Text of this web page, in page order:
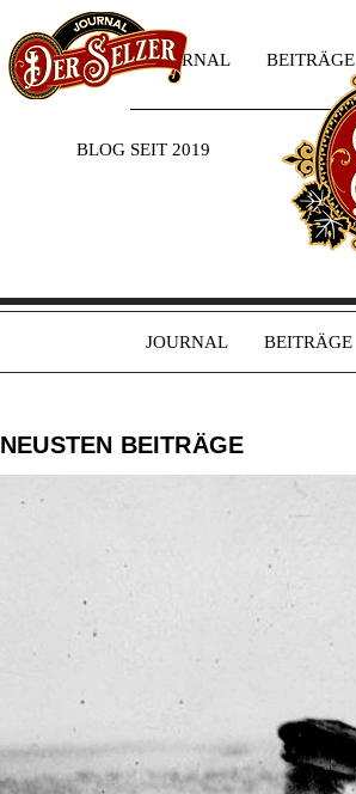
JOURNAL BEITRÄGE
JOURNAL BEITRÄGE
BLOG SEIT 2019
NEUSTEN BEITRÄGE